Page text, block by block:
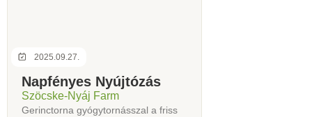
2025.09.27.
Napfényes Nyújtózás
Szöcske-Nyáj Farm
Gerinctorna gyógytornásszal a friss